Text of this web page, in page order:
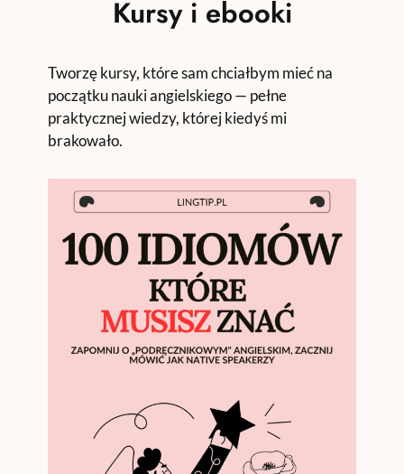
Kursy i ebooki
Tworzę kursy, które sam chciałbym mieć na
początku nauki angielskiego — pełne
praktycznej wiedzy, której kiedyś mi
brakowało.